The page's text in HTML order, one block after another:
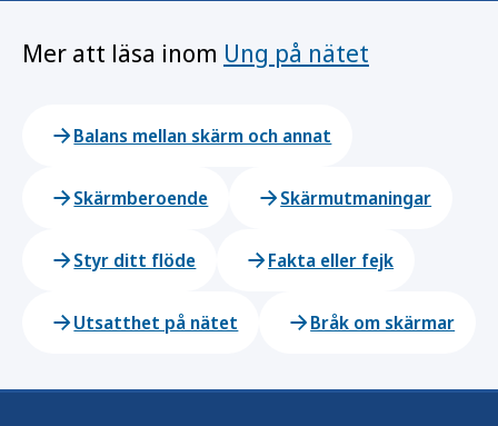
Mer att läsa inom Ung på nätet
Balans mellan skärm och annat
Skärmberoende Skärmutmaningar
Styr ditt flöde Fakta eller fejk
Utsatthet på nätet Bråk om skärmar